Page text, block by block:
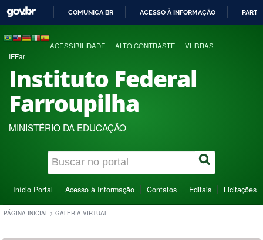
COMUNICA BR ACESSO À INFORMAÇÃO
ACESSIBILIDADE ALTO CONTRASTE VLIBRAS
IFFar
Instituto Federal
Farroupilha
MINISTÉRIO DA EDUCAÇÃO
Início Portal Acesso à Informação Contatos Editais Licitações
PÁGINA INICIAL > GALERIA VIRTUAL